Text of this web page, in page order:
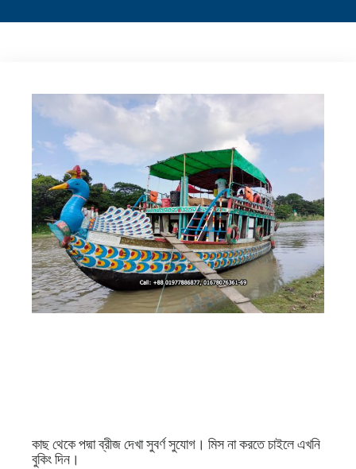
কাছ থেকে পদ্মা ব্রীজ দেখা সুবর্ণ সুযোগ। মিস না করতে চাইলে এখনি
বুকিং দিন।